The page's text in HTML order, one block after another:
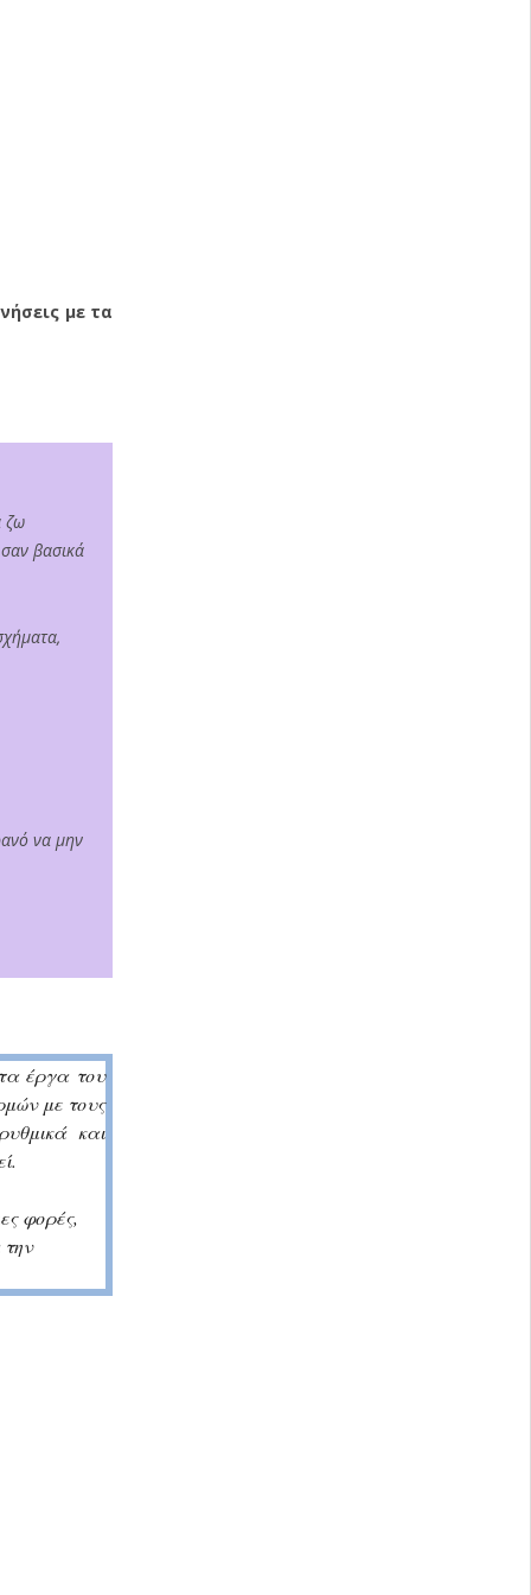
με τα
ζω
βασικά
να μην
έργα του
με τους
και
φορές,
14:30